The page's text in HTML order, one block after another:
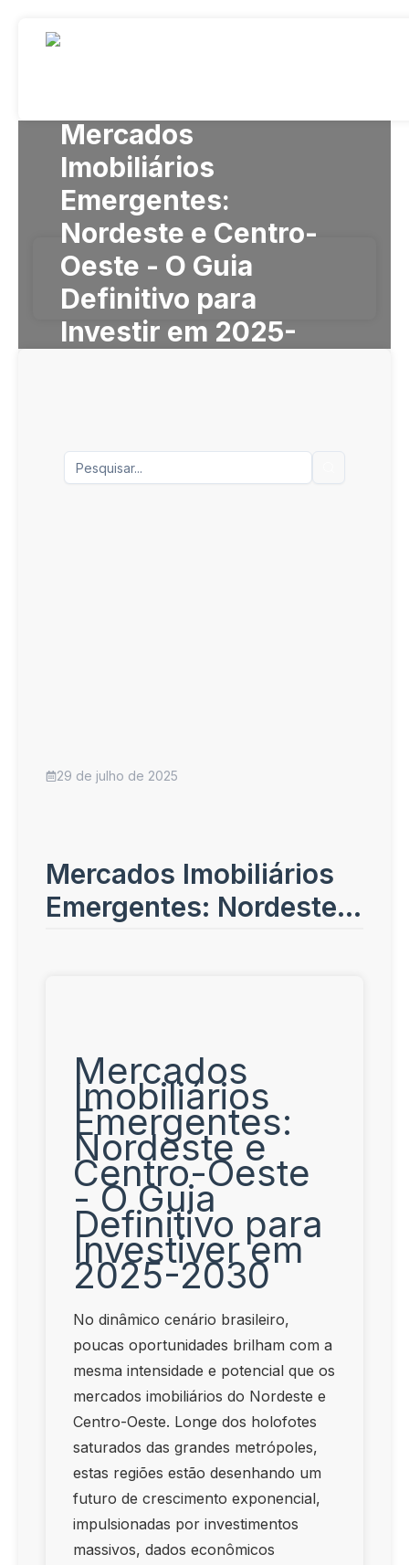
Mercados
Imobiliários
Emergentes:
Nordeste e Centro-
Oeste - O Guia
Definitivo para
Investir em 2025-
29 de julho de 2025
Mercados Imobiliários
Emergentes: Nordeste e
Mercados
Imobiliários
Emergentes:
Nordeste e
Centro-Oeste
- O Guia
Definitivo para
Investiver em
2025-2030
No dinâmico cenário brasileiro,
poucas oportunidades brilham com a
mesma intensidade e potencial que os
mercados imobiliários do Nordeste e
Centro-Oeste. Longe dos holofotes
saturados das grandes metrópoles,
estas regiões estão desenhando um
futuro de crescimento exponencial,
impulsionadas por investimentos
massivos, dados econômicos